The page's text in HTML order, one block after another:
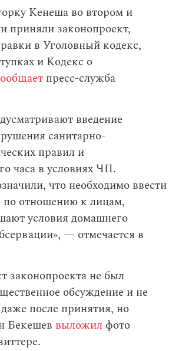
Кенеша во втором и
приняли законопроект,
в Уголовный кодекс,
и Кодекс о
пресс-служба
введение
санитарно-
правил и
часа в условиях ЧП.
что необходимо ввести
отношению к лицам,
условия домашнего
— отмечается в
законопроекта не был
обсуждение и не
после принятия, но
Бекешев выложил фото